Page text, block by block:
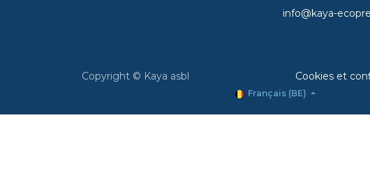
info@kaya-
Copyright © Kaya asbl Cookies et
Français (BE)